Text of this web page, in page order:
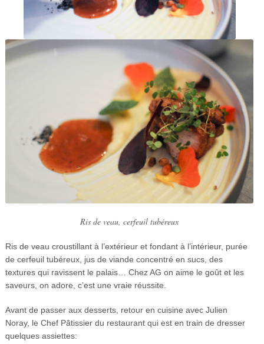
Ris de veau, cerfeuil tubéreux
Ris de veau croustillant à l’extérieur et fondant à l’intérieur, purée
de cerfeuil tubéreux, jus de viande concentré en sucs, des
textures qui ravissent le palais… Chez AG on aime le goût et les
saveurs, on adore, c’est une vraie réussite.
Avant de passer aux desserts, retour en cuisine avec Julien
Noray, le Chef Pâtissier du restaurant qui est en train de dresser
quelques assiettes: